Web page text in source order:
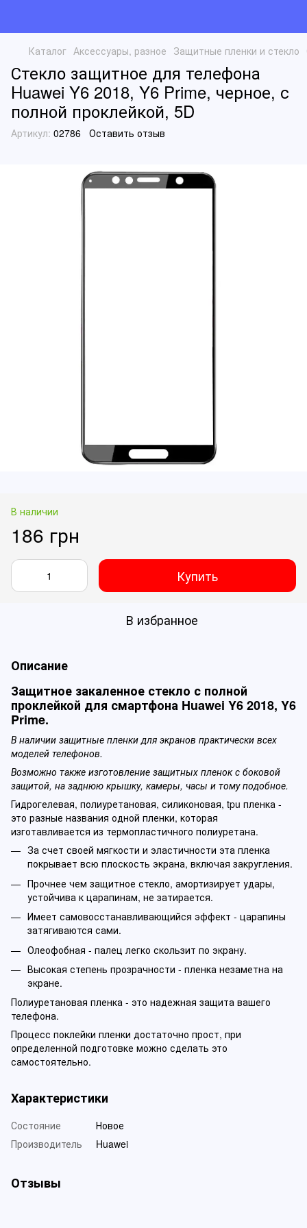
Каталог Аксессуары, разное Защитные пленки и стекло
Стекло защитное для телефона
Huawei Y6 2018, Y6 Prime, черное, с
полной проклейкой, 5D
Артикул: 02786 Оставить отзыв
В наличии
186 грн
Купить
В избранное
Описание
Защитное закаленное стекло с полной
проклейкой для смартфона Huawei Y6 2018, Y6
Prime.
В наличии защитные пленки для экранов практически всех
моделей телефонов.
Возможно также изготовление защитных пленок с боковой
защитой, на заднюю крышку, камеры, часы и тому подобное.
Гидрогелевая, полиуретановая, силиконовая, tpu пленка -
это разные названия одной пленки, которая
изготавливается из термопластичного полиуретана.
За счет своей мягкости и эластичности эта пленка
покрывает всю плоскость экрана, включая закругления.
Прочнее чем защитное стекло, амортизирует удары,
устойчива к царапинам, не затирается.
Имеет самовосстанавливающийся эффект - царапины
затягиваются сами.
Олеофобная - палец легко скользит по экрану.
Высокая степень прозрачности - пленка незаметна на
экране.
Полиуретановая пленка - это надежная защита вашего
телефона.
Процесс поклейки пленки достаточно прост, при
определенной подготовке можно сделать это
самостоятельно.
Характеристики
Состояние
Новое
Производитель
Huawei
Отзывы